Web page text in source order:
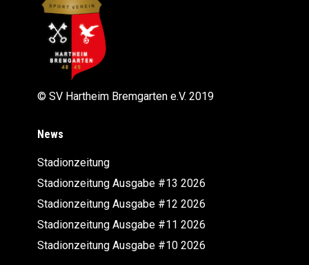
© SV Hartheim Bremgarten e.V. 2019
News
Stadionzeitung
Stadionzeitung Ausgabe #13 2026
Stadionzeitung Ausgabe #12 2026
Stadionzeitung Ausgabe #11 2026
Stadionzeitung Ausgabe #10 2026